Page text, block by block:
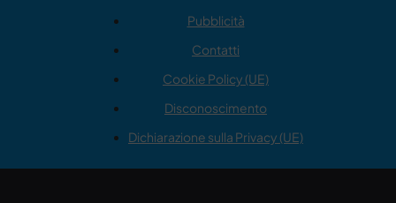
Pubblicità
Contatti
Cookie Policy (UE)
Disconoscimento
Dichiarazione sulla Privacy (UE)